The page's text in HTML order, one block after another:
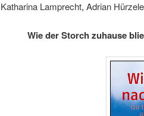
Katharina Lamprecht, Adrian
Wie der Storch zuhause